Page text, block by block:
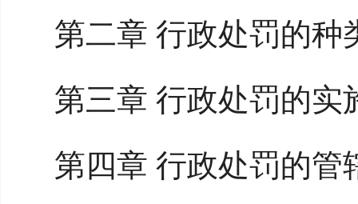
第二章 行政处罚的种
第三章 行政处罚的实
第四章 行政处罚的管